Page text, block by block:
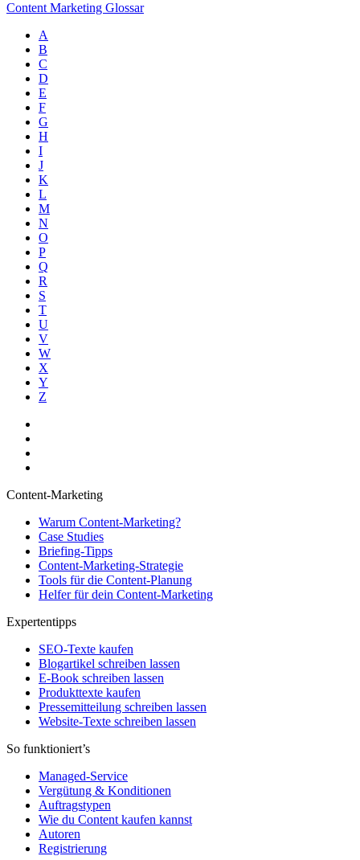
Content Marketing Glossar
A
B
C
D
E
F
G
H
I
J
K
L
M
N
O
P
Q
R
S
T
U
V
W
X
Y
Z
Content-Marketing
Warum Content-Marketing?
Case Studies
Briefing-Tipps
Content-Marketing-Strategie
Tools für die Content-Planung
Helfer für dein Content-Marketing
Expertentipps
SEO-Texte kaufen
Blogartikel schreiben lassen
E-Book schreiben lassen
Produkttexte kaufen
Pressemitteilung schreiben lassen
Website-Texte schreiben lassen
So funktioniert’s
Managed-Service
Vergütung & Konditionen
Auftragstypen
Wie du Content kaufen kannst
Autoren
Registrierung